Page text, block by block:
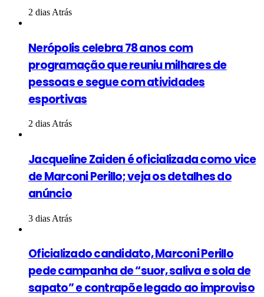
2 dias Atrás
Nerópolis celebra 78 anos com
programação que reuniu milhares de
pessoas e segue com atividades
esportivas
2 dias Atrás
Jacqueline Zaiden é oficializada como vice
de Marconi Perillo; veja os detalhes do
anúncio
3 dias Atrás
Oficializado candidato, Marconi Perillo
pede campanha de “suor, saliva e sola de
sapato” e contrapõe legado ao improviso